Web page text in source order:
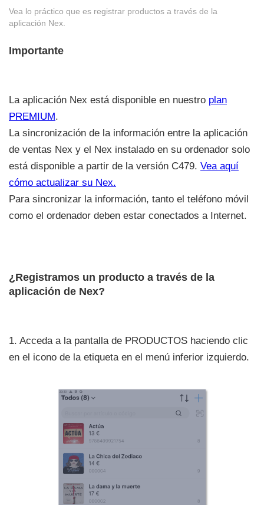
Vea lo práctico que es registrar productos a través de la
aplicación Nex.
Importante
La aplicación Nex está disponible en nuestro plan
PREMIUM.
La sincronización de la información entre la aplicación
de ventas Nex y el Nex instalado en su ordenador solo
está disponible a partir de la versión C479. Vea aquí
cómo actualizar su Nex.
Para sincronizar la información, tanto el teléfono móvil
como el ordenador deben estar conectados a Internet.
¿Registramos un producto a través de la
aplicación de Nex?
1. Acceda a la pantalla de PRODUCTOS haciendo clic
en el icono de la etiqueta en el menú inferior izquierdo.